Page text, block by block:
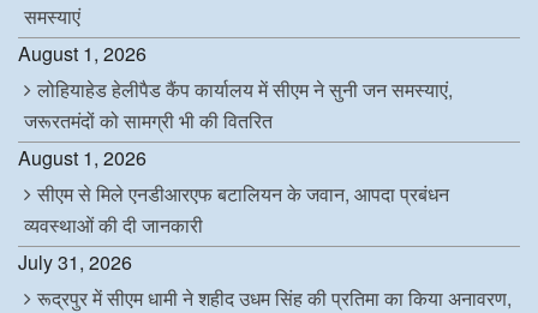
समस्याएं
August 1, 2026
लोहियाहेड हेलीपैड कैंप कार्यालय में सीएम ने सुनी जन समस्याएं,
जरूरतमंदों को सामग्री भी की वितरित
August 1, 2026
सीएम से मिले एनडीआरएफ बटालियन के जवान, आपदा प्रबंधन
व्यवस्थाओं की दी जानकारी
July 31, 2026
रूद्रपुर में सीएम धामी ने शहीद उधम सिंह की प्रतिमा का किया अनावरण,